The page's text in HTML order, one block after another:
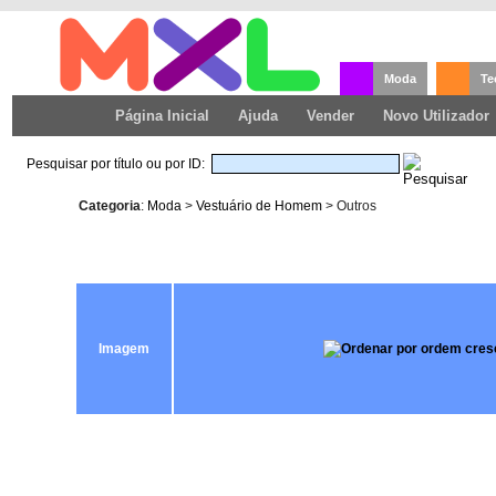
Moda
Página Inicial Ajuda Vender Novo Utilizador
Pesquisar por título ou por ID:
Categoria: Moda> Vestuário de Homem> Outros
Imagem